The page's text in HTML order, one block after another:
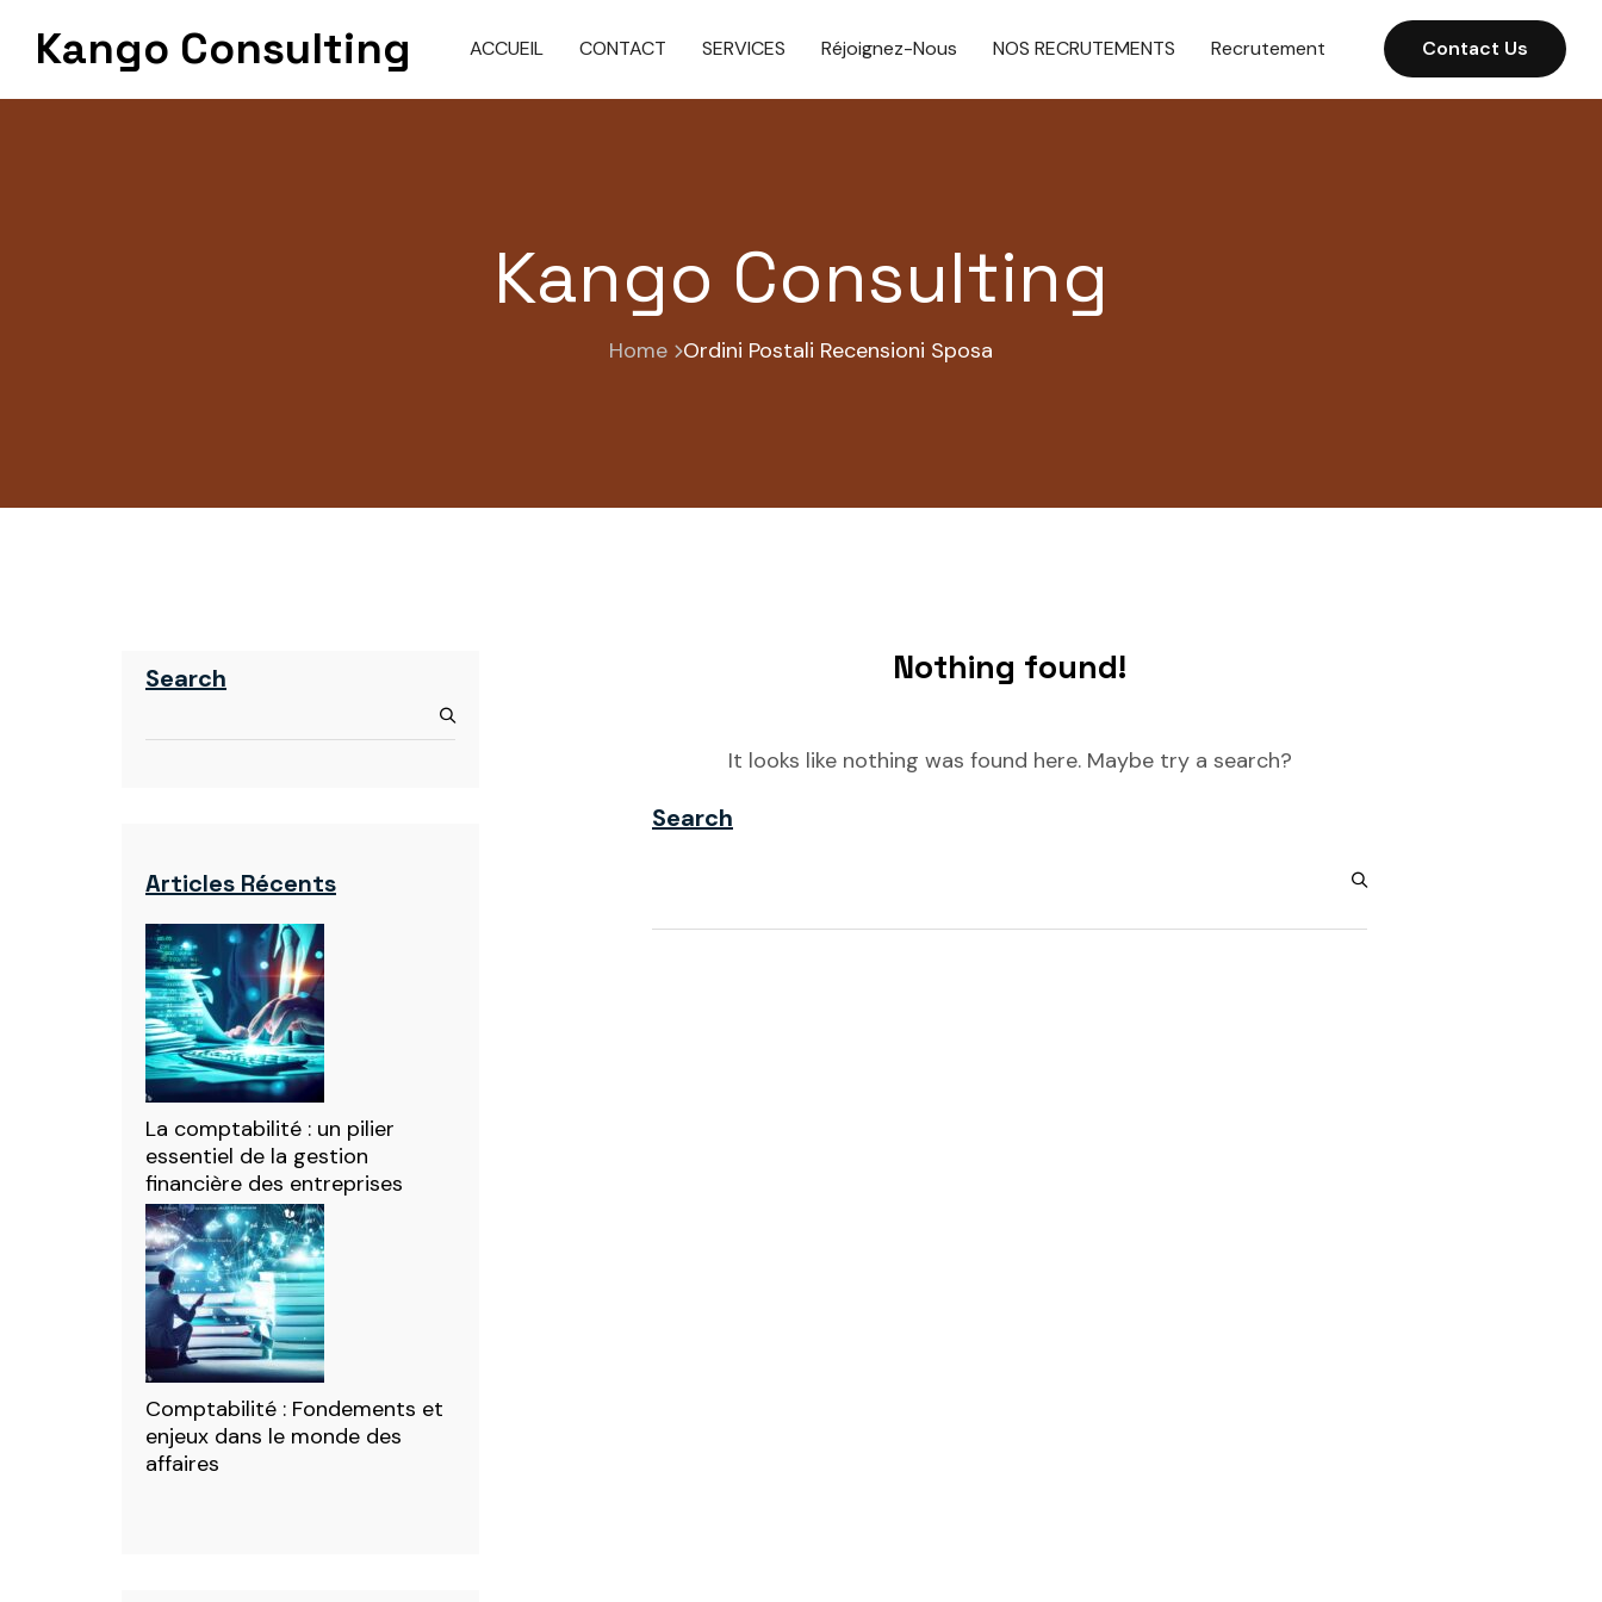
contentKango Consulting ACCUEIL CONTACT SERVICES Réjoignez-Nous NOS RECRUTEMENTS Recrutement Contact Us
Kango Consulting
Home Ordini Postali Recensioni Sposa
Search
Articles Récents
La comptabilité : un pilier
essentiel de la gestion
financière des entreprises
Comptabilité : Fondements et
enjeux dans le monde des
affaires
Nothing found!
It looks like nothing was found here. Maybe try a search?
Search